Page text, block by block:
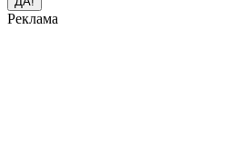
Реклама